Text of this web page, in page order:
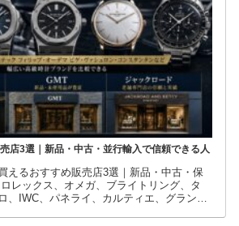
店3選｜新品・中古・並行輸入で信頼できる人
えるおすすめ販売店3選｜新品・中古・保
レックス、オメガ、ブライトリング、タ
、IWC、パネライ、カルティエ、グランド